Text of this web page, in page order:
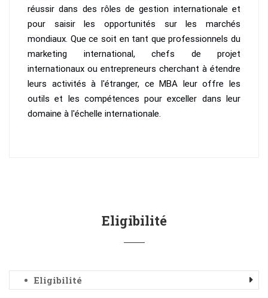
réussir dans des rôles de gestion internationale et
pour saisir les opportunités sur les marchés
mondiaux. Que ce soit en tant que professionnels du
marketing international, chefs de projet
internationaux ou entrepreneurs cherchant à étendre
leurs activités à l'étranger, ce MBA leur offre les
outils et les compétences pour exceller dans leur
domaine à l'échelle internationale.
Eligibilité
Eligibilité